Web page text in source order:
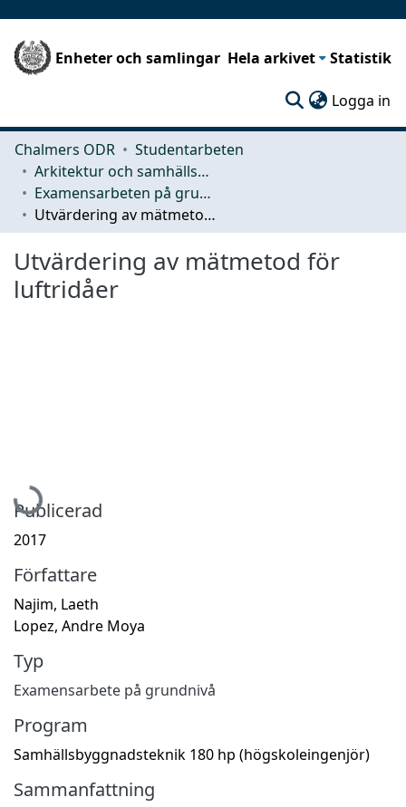
Enheter och samlingar Hela arkivet Statistik
Logga in
Chalmers ODR
Studentarbeten
Arkitektur och samhällsbyggnadsteknik (ACE)
Examensarbeten på grundnivå
Utvärdering av mätmetod för luftridåer
Utvärdering av mätmetod för
luftridåer
Hämtar...
Publicerad
2017
Författare
Najim, Laeth
Lopez, Andre Moya
Typ
Examensarbete på grundnivå
Program
Samhällsbyggnadsteknik 180 hp (högskoleingenjör)
Sammanfattning